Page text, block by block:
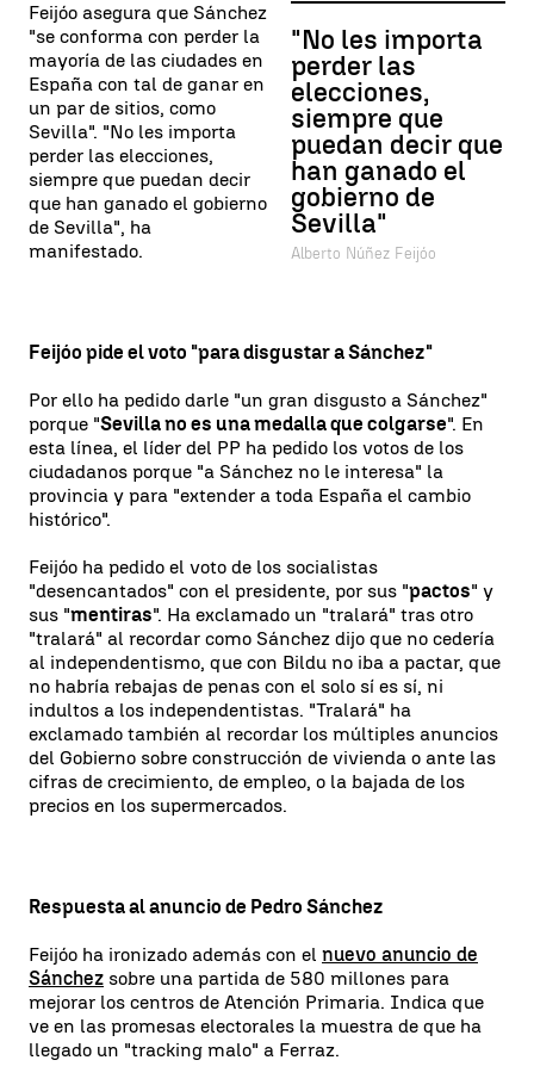
"No les importa
perder las
elecciones,
siempre que
puedan decir que
han ganado el
gobierno de
Sevilla"
Alberto Núñez Feijóo
Feijóo asegura que Sánchez
"se conforma con perder la
mayoría de las ciudades en
España con tal de ganar en
un par de sitios, como
Sevilla". "No les importa
perder las elecciones,
siempre que puedan decir
que han ganado el gobierno
de Sevilla", ha
manifestado.
Feijóo pide el voto "para disgustar a Sánchez"
Por ello ha pedido darle "un gran disgusto a Sánchez"
porque "Sevilla no es una medalla que colgarse". En
esta línea, el líder del PP ha pedido los votos de los
ciudadanos porque "a Sánchez no le interesa" la
provincia y para "extender a toda España el cambio
histórico".
Feijóo ha pedido el voto de los socialistas
"desencantados" con el presidente, por sus "pactos" y
sus "mentiras". Ha exclamado un "tralará" tras otro
"tralará" al recordar como Sánchez dijo que no cedería
al independentismo, que con Bildu no iba a pactar, que
no habría rebajas de penas con el solo sí es sí, ni
indultos a los independentistas. "Tralará" ha
exclamado también al recordar los múltiples anuncios
del Gobierno sobre construcción de vivienda o ante las
cifras de crecimiento, de empleo, o la bajada de los
precios en los supermercados.
Respuesta al anuncio de Pedro Sánchez
Feijóo ha ironizado además con el nuevo anuncio de
Sánchez sobre una partida de 580 millones para
mejorar los centros de Atención Primaria. Indica que
ve en las promesas electorales la muestra de que ha
llegado un "tracking malo" a Ferraz.